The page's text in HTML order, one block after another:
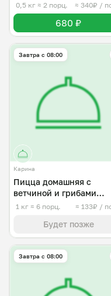
0,5 кг ≈ 2 порц. ≈ 340₽ /
680 ₽
Завтра c 08:00
Карина
Пицца домашняя с
ветчиной и грибами
(35×25)
1 кг ≈ 6 порц. ≈ 133₽ /
Будет позже
Завтра c 08:00